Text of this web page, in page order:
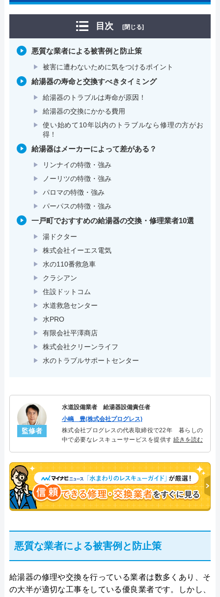
目次 [閉じる]
悪質な業者による被害例と防止策
被害に遭わないために気をつけるポイント
給湯器の寿命と交換すべきタイミング
給湯器のトラブルは寿命が原因！
給湯器の交換にかかる費用
使い始めて10年以内のトラブルなら修理の方がお
得！
給湯器はメーカーによって差がある？
リンナイの特徴・強み
ノーリツの特徴・強み
パロマの特徴・強み
パーパスの特徴・強み
一戸町でおすすめの給湯器の交換・修理業者10選
湯ドクター
株式会社イーエス電気
水の110番救急車
クラシアン
住設ドットコム
水道救急センター
水PRO
有限会社平澤商店
株式会社クリーンライフ
水のトラブルサポートセンター
監修者
水道設備業者 給湯器設備責任者
小嶋 豊(株式会社プログレス)
株式会社プログレスの代表取締役で22年 暮らしの
中で必要なレスキューサービスを提供する株式会社
決。多くのお客様に信頼される「給湯器」のスペシ
ャリスト。
続きを読む
悪質な業者による被害例と防止策
給湯器の修理や交換を行っている業者は数多くあり、そ
の大半が適切な工事をしている優良業者です。しかし、